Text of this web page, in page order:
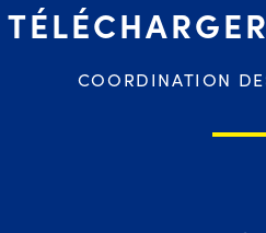
COORDINATION